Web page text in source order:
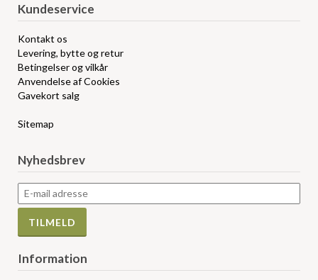
Kundeservice
Kontakt os
Levering, bytte og retur
Betingelser og vilkår
Anvendelse af Cookies
Gavekort salg
Sitemap
Nyhedsbrev
Information